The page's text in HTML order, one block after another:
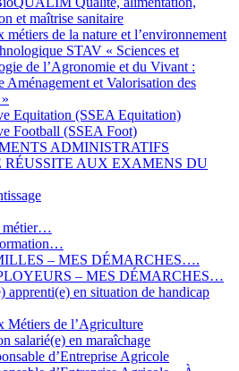
et maîtrise sanitaire
métiers de la nature et l’environnement
STAV « Sciences et
de l’Agronomie et du Vivant :
Aménagement et Valorisation des
Equitation (SSEA Equitation)
Football (SSEA Foot)
ADMINISTRATIFS
AUX EXAMENS DU
métier…
– MES DÉMARCHES….
– MES DÉMARCHES…
apprenti(e) en situation de handicap
Métiers de l’Agriculture
salarié(e) en maraîchage
d’Entreprise Agricole